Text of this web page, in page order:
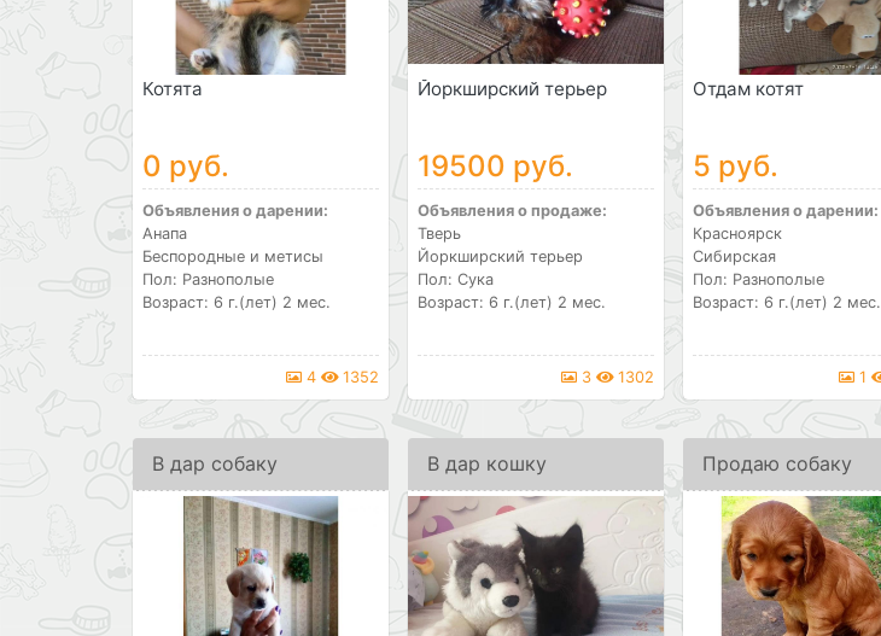
Котята
0 руб.
Объявления о дарении:
Анапа
Беспородные и метисы
Пол: Разнополые
Возраст: 6 г.(лет) 2 мес.
4 1352
Йоркширский терьер
19500 руб.
Объявления о продаже:
Тверь
Йоркширский терьер
Пол: Сука
Возраст: 6 г.(лет) 2 мес.
3 1302
Отдам котят
5 руб.
Объявления о дарении:
Красноярск
Сибирская
Пол: Разнополые
Возраст: 6 г.(лет) 2 мес.
1
В дар собаку В дар кошку Продаю собаку